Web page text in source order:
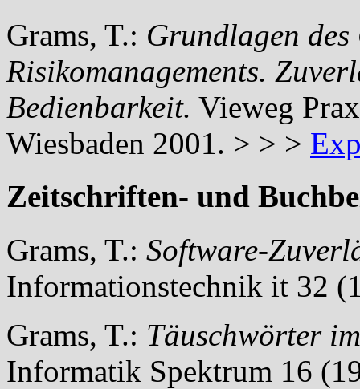
Grams, T.: Grundlagen
Risikomanagements.
Bedienbarkeit. Vieweg
Wiesbaden 2001. > > >
Zeitschriften- und
Grams, T.: Software-
Informationstechnik it 32
Grams, T.: Täuschwörter
Informatik Spektrum 16